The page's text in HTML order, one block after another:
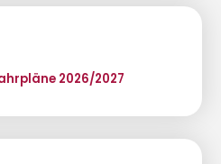
2026/2027